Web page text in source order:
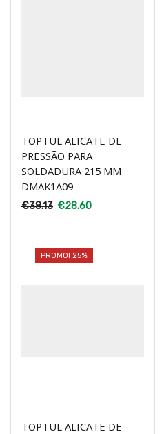
TOPTUL ALICATE DE
PRESSÃO PARA
SOLDADURA 215 MM
DMAK1A09
€38.13 €28.60
PROMO! 25%
TOPTUL ALICATE DE